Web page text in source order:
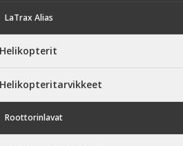
LaTrax Alias
Helikopterit
Helikopteritarvikkeet
Roottorinlavat